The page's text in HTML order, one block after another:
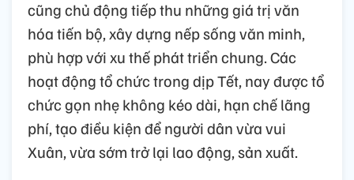
cũng chủ động tiếp thu những giá trị văn
hóa tiến bộ, xây dựng nếp sống văn minh,
phù hợp với xu thế phát triển chung. Các
hoạt động tổ chức trong dịp Tết, nay được tổ
chức gọn nhẹ không kéo dài, hạn chế lãng
phí, tạo điều kiện để người dân vừa vui
Xuân, vừa sớm trở lại lao động, sản xuất.